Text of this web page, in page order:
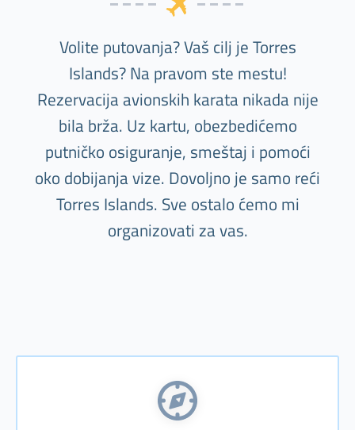
Volite putovanja? Vaš cilj je Torres
Islands? Na pravom ste mestu!
Rezervacija avionskih karata nikada nije
bila brža. Uz kartu, obezbedićemo
putničko osiguranje, smeštaj i pomoći
oko dobijanja vize. Dovoljno je samo reći
Torres Islands. Sve ostalo ćemo mi
organizovati za vas.